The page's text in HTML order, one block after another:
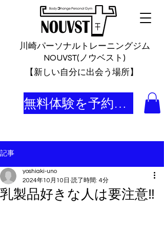
川崎パーソナルトレーニングジム
NOUVST(ノウベスト)
無料体験を予約する
​【新しい自分に出会う場所】
記事
乳製品好きな人は要注意‼
yoshiaki-uno
2024年10月10日 読了時間: 4分